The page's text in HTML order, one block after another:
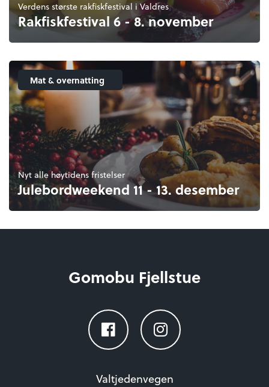
Verdens største rakfiskfestival i Valdres
Rakfiskfestival 6 - 8. november
Mat & overnatting
Nyt alle høytidens fristelser
Julebordweekend 11 - 13. desember
Gomobu Fjellstue
Valtjedenvegen